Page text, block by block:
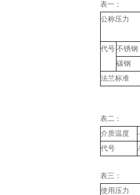
表一：
公称压力
代号 不锈钢
碳钢
法兰标准
表二：
介质温度
代号
表三：
使用压力